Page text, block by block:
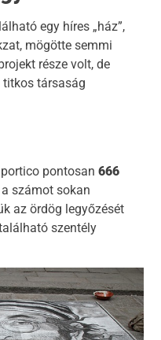
egy híres „ház”,
mögötte semmi
része volt, de
titkos társaság
portico pontosan666
számot sokan
az ördög legyőzését
szentély